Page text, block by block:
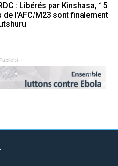
: Libérés par Kinshasa, 15
de l'AFC/M23 sont finalement
-
Next